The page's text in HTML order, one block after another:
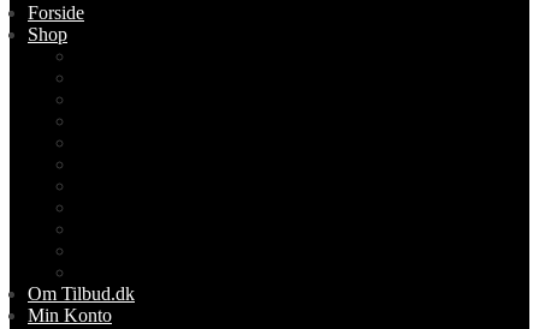
Forside
Shop
Om Tilbud.dk
Min Konto